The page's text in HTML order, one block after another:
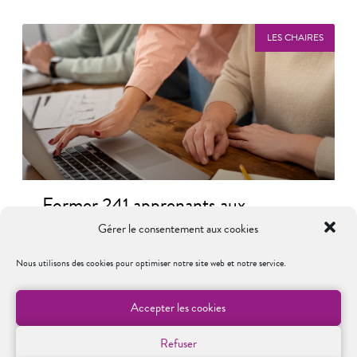
Gérer le consentement aux cookies
Nous utilisons des cookies pour optimiser notre site web et notre service.
Accepter les cookies
Refuser
LES CHAIRES
Former 241 apprenants aux
compétences de l’industrie du futur
: la Chaire Industry 4.h, PTW, TU
Darmstadt et velpTEC montrent la
Deux modules de formation en ligne —
Quality Management 4.0 et Maintenance